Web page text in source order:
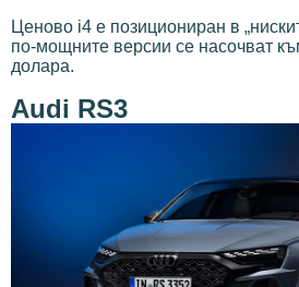
Ценово i4 е позициониран в
по-мощните версии се насочват
долара.
Audi RS3